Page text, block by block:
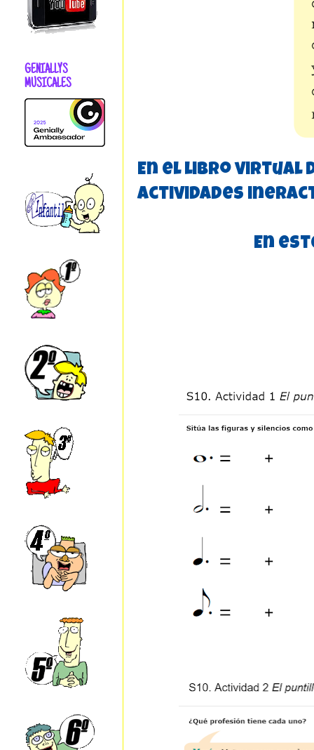
En el libro virtual
actividades
En
GENIALLYS
MUSICALES